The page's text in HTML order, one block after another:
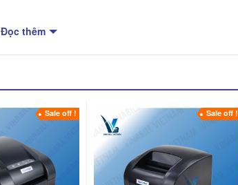
Đọc thêm
Sale off ! Sale off !